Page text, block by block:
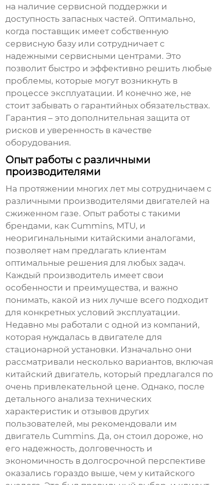
на наличие сервисной поддержки и
доступность запасных частей. Оптимально,
когда поставщик имеет собственную
сервисную базу или сотрудничает с
надежными сервисными центрами. Это
позволит быстро и эффективно решить любые
проблемы, которые могут возникнуть в
процессе эксплуатации. И конечно же, не
стоит забывать о гарантийных обязательствах.
Гарантия – это дополнительная защита от
рисков и уверенность в качестве
оборудования.
Опыт работы с различными
производителями
На протяжении многих лет мы сотрудничаем с
различными производителями двигателей на
сжиженном газе. Опыт работы с такими
брендами, как Cummins, MTU, и
неоригинальными китайскими аналогами,
позволяет нам предлагать клиентам
оптимальные решения для любых задач.
Каждый производитель имеет свои
особенности и преимущества, и важно
понимать, какой из них лучше всего подходит
для конкретных условий эксплуатации.
Недавно мы работали с одной из компаний,
которая нуждалась в двигателе для
стационарной установки. Изначально они
рассматривали несколько вариантов, включая
китайский двигатель, который предлагался по
очень привлекательной цене. Однако, после
детального анализа технических
характеристик и отзывов других
пользователей, мы рекомендовали им
двигатель Cummins. Да, он стоил дороже, но
его надежность, долговечность и
экономичность в долгосрочной перспективе
оказались гораздо выше, чем у китайского